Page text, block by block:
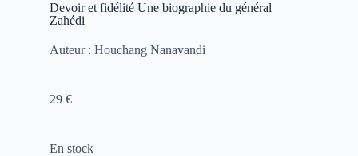
Devoir et fidélité Une biographie du général
Zahédi
Auteur : Houchang Nanavandi
29 €
En stock